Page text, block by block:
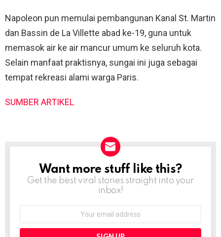
Napoleon pun memulai pembangunan Kanal St. Martin
dan Bassin de La Villette abad ke-19, guna untuk
memasok air ke air mancur umum ke seluruh kota.
Selain manfaat praktisnya, sungai ini juga sebagai
tempat rekreasi alami warga Paris.
SUMBER ARTIKEL
NEWSLETTER
Want more stuff like this?
Get the best viral stories straight into your
inbox!